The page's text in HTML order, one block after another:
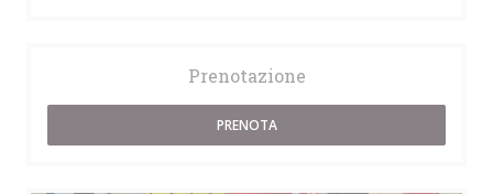
Prenotazione
PRENOTA